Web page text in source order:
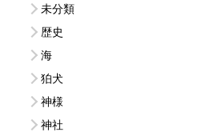
未分類
歴史
海
狛犬
神様
神社